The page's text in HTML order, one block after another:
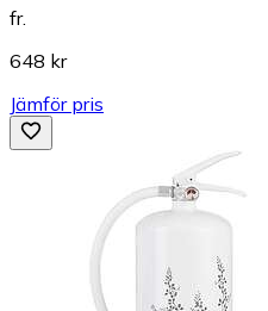
fr.
648 kr
Jämför pris